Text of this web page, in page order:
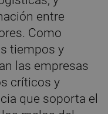
entre
Como
tiempos y
las empresas
críticos y
que soporta el